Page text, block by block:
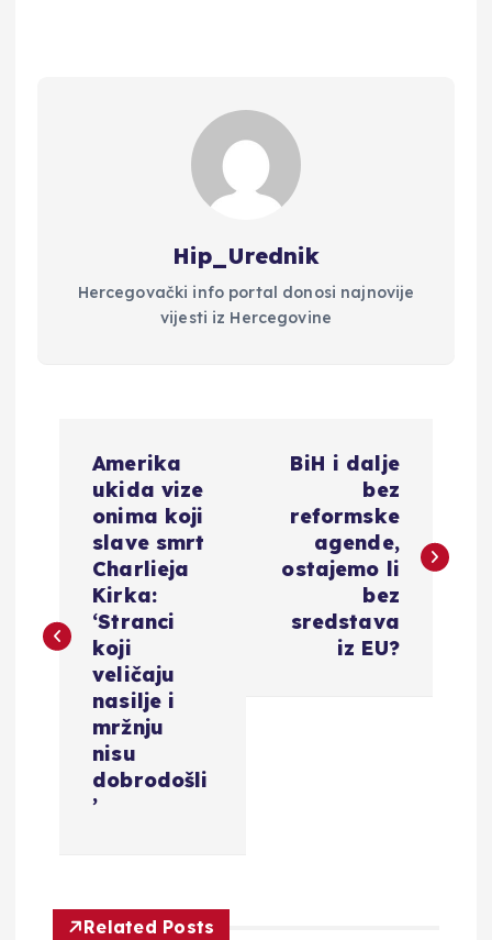
Hip_Urednik
Hercegovački info portal donosi najnovije
vijesti iz Hercegovine
g
Amerika
ukida vize
onima koji
slave smrt
Charlieja
Kirka:
‘Stranci
koji
veličaju
nasilje i
mržnju
nisu
dobrodošli
’
BiH i dalje
bez
reformske
agende,
ostajemo li
bez
sredstava
iz EU?
Related Posts